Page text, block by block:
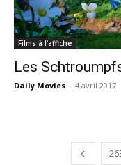
Films à l'affiche
Les
Daily Movies - 4 avril 2017